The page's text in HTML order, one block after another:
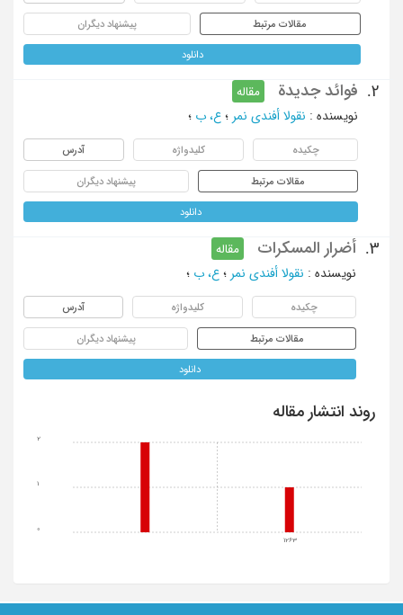
مقالات مرتبط پیشنهاد دیگران
دانلود
2. فوائد جدیدة
مقاله
نویسنده : نقولا أفندی نمر ؛ ع، ب ؛
چکیده کلیدواژه آدرس
مقالات مرتبط پیشنهاد دیگران
دانلود
3. أضرار المسکرات
مقاله
نویسنده : نقولا أفندی نمر ؛ ع، ب ؛
چکیده کلیدواژه آدرس
مقالات مرتبط پیشنهاد دیگران
دانلود
روند انتشار مقاله
1263
0
1
2